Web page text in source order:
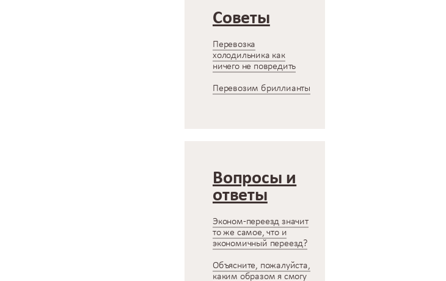
Советы
Перевозка
холодильника как
ничего не повредить
Перевозим бриллианты
Вопросы и
ответы
Эконом-переезд значит
то же самое, что и
экономичный переезд?
Объясните, пожалуйста,
каким образом я смогу